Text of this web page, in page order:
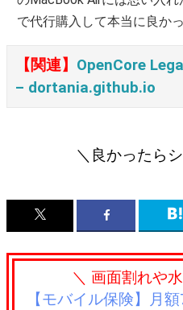
で代行購入して本当に良か
【関連】 OpenCore
– dortania.github.io
＼良かったら
＼ 画面割れや
【モバイル保険】月